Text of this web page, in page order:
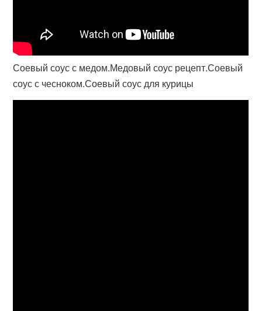
Соевый соус с медом.Медовый соус рецепт.Соевый
соус с чесноком.Соевый соус для курицы